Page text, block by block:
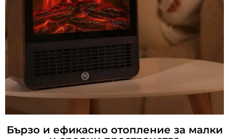
Бързо и ефикасно отопление за малки